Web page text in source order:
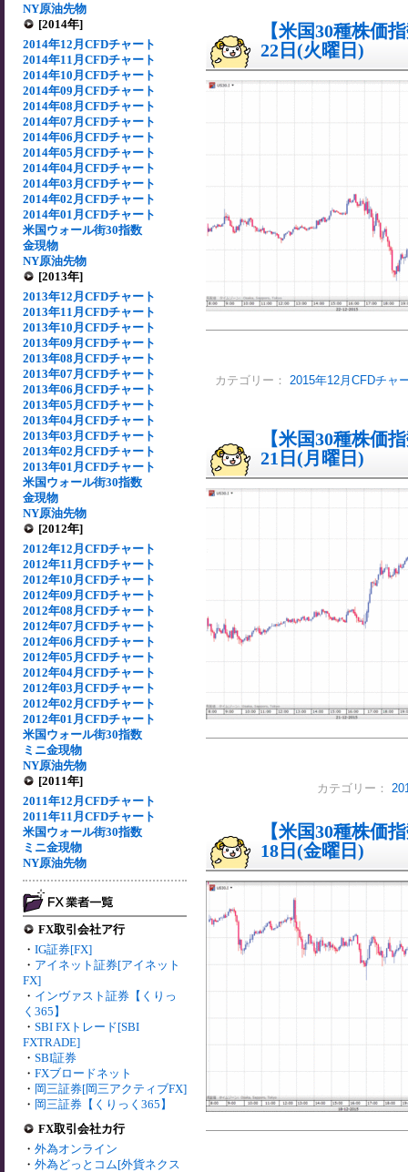
NY原油先物
[2014年]
2014年12月CFDチャート
2014年11月CFDチャート
2014年10月CFDチャート
2014年09月CFDチャート
2014年08月CFDチャート
2014年07月CFDチャート
2014年06月CFDチャート
2014年05月CFDチャート
2014年04月CFDチャート
2014年03月CFDチャート
2014年02月CFDチャート
2014年01月CFDチャート
米国ウォール街30指数
金現物
NY原油先物
[2013年]
2013年12月CFDチャート
2013年11月CFDチャート
2013年10月CFDチャート
2013年09月CFDチャート
2013年08月CFDチャート
2013年07月CFDチャート
2013年06月CFDチャート
2013年05月CFDチャート
2013年04月CFDチャート
2013年03月CFDチャート
2013年02月CFDチャート
2013年01月CFDチャート
米国ウォール街30指数
金現物
NY原油先物
[2012年]
2012年12月CFDチャート
2012年11月CFDチャート
2012年10月CFDチャート
2012年09月CFDチャート
2012年08月CFDチャート
2012年07月CFDチャート
2012年06月CFDチャート
2012年05月CFDチャート
2012年04月CFDチャート
2012年03月CFDチャート
2012年02月CFDチャート
2012年01月CFDチャート
米国ウォール街30指数
ミニ金現物
NY原油先物
[2011年]
2011年12月CFDチャート
2011年11月CFDチャート
米国ウォール街30指数
ミニ金現物
NY原油先物
FX取引会社ア行
・ IG証券[FX]
・ アイネット証券[アイネット
FX]
・ インヴァスト証券【くりっ
く365】
・ SBI FXトレード[SBI
FXTRADE]
・ SBI証券
・ FXブロードネット
・ 岡三証券[岡三アクティブFX]
・ 岡三証券【くりっく365】
FX取引会社カ行
・ 外為オンライン
・ 外為どっとコム[外貨ネクス
【米国30種株価
22日(火曜日)
カテゴリー： 2015年12月CFDチャ
【米国30種株価
21日(月曜日)
カテゴリー：
【米国30種株価
18日(金曜日)